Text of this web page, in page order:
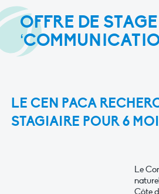
OFFRE DE STAGE
LE CEN PACA
STAGIAIRE POUR 6
Le
Côte